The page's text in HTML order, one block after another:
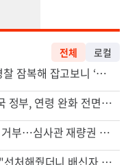
전체 로컬
신호위반 후 달아난 배달기사…경찰 잠복해 잡고보니 ‘반전’
"65세 복수국적 빗장 푸나"... 한국 정부, 연령 완화 전면 추진
서류 하나만 빠져도 영주권·비자 거부…심사관 재량권 대폭 확대